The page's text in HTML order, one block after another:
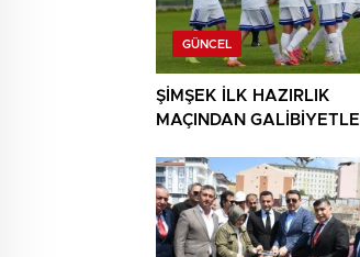
GÜNCEL
ŞİMŞEK İLK HAZIRLIK
MAÇINDAN GALİBİYETLE